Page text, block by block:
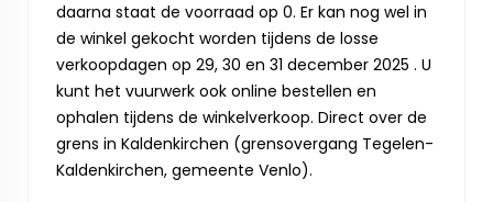
daarna staat de voorraad op 0. Er kan nog wel in
de winkel gekocht worden tijdens de losse
verkoopdagen op 29, 30 en 31 december 2025 . U
kunt het vuurwerk ook online bestellen en
ophalen tijdens de winkelverkoop. Direct over de
grens in Kaldenkirchen (grensovergang Tegelen-
Kaldenkirchen, gemeente Venlo).